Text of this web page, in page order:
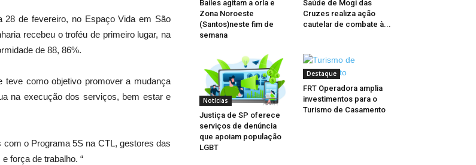
28 de fevereiro, no Espaço Vida em São
recebeu o troféu de primeiro lugar, na
de 88, 86%.
teve como objetivo promover a mudança
na execução dos serviços, bem estar e
o Programa 5S na CTL, gestores das
força de trabalho. “
Bailes agitam a orla e
Zona Noroeste
(Santos)neste fim de
semana
Saúde de Mogi das
Cruzes realiza ação
cautelar de combate à...
Notícias
Justiça de SP oferece
serviços de denúncia
que apoiam população
LGBT
Destaque
FRT Operadora amplia
investimentos para o
Turismo de Casamento